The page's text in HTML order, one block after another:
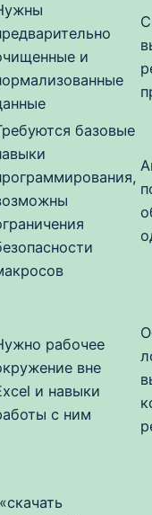
и
базовые
рабочее
вне
и навыки
с ним